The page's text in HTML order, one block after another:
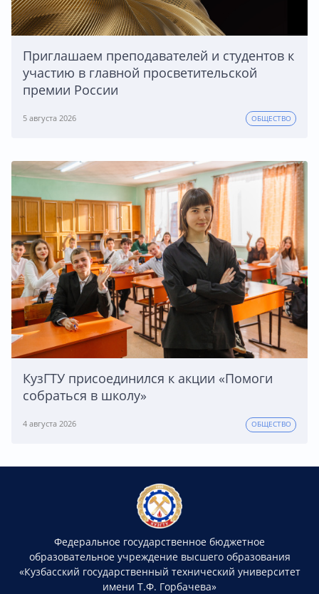
Приглашаем преподавателей и студентов к
участию в главной просветительской
премии России
5 августа 2026 ОБЩЕСТВО
КузГТУ присоединился к акции «Помоги
собраться в школу»
4 августа 2026 ОБЩЕСТВО
Федеральное государственное бюджетное
образовательное учреждение высшего образования
«Кузбасский государственный технический университет
имени Т.Ф. Горбачева»